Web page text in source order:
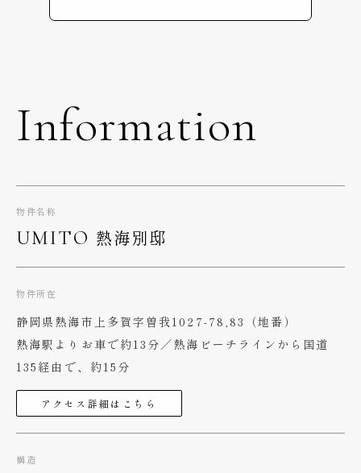
Information
物件名称
UMITO 熱海別邸
物件所在
静岡県熱海市上多賀字曽我1027-78,83（地番）
熱海駅よりお車で約13分／熱海ビーチラインから国道
135経由で、約15分
アクセス詳細はこちら
構造